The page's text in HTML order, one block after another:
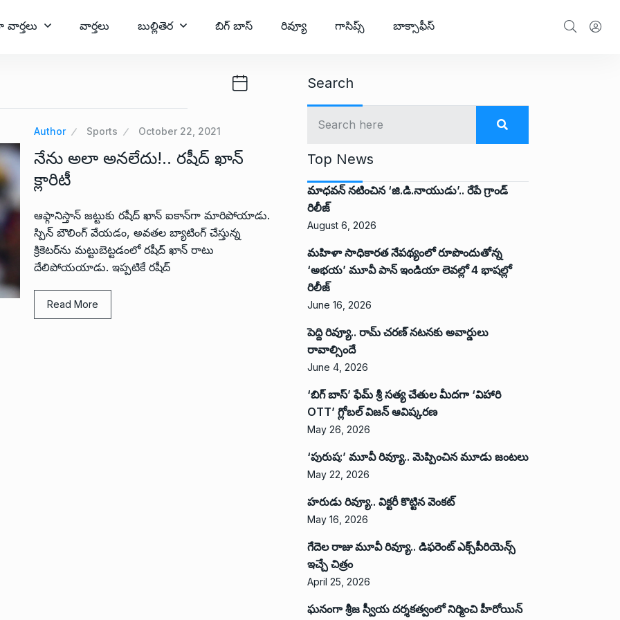
వార్తలు బుల్లితెర బిగ్ బాస్ రివ్యూ గాసిప్స్ బాక్సాఫీస్
Author Sports October 22, 2021
నేను అలా అనలేదు!.. రషీద్ ఖాన్
క్లారిటీ
ఆఫ్గానిస్తాన్ జట్టుకు రషీద్ ఖాన్ ఐకాన్‌గా మారిపోయాడు.
స్పిన్ బౌలింగ్ వేయడం, అవతల బ్యాటింగ్ చేస్తున్న
క్రికెటర్‌ను మట్టుబెట్టడంలో రషీద్ ఖాన్ రాటు
దేలిపోయయాడు. ఇప్పటికే రషీద్
Read More
Search
Top News
మాధవన్ నటించిన ‘జి.డి.నాయుడు’.. రేపే గ్రాండ్
రిలీజ్
August 6, 2026
మహిళా సాధికారత నేపథ్యంలో రూపొందుతోన్న
‘అభ‌య‌’ మూవీ పాన్ ఇండియా లెవ‌ల్లో 4 భాష‌ల్లో
రిలీజ్
June 16, 2026
పెద్ది రివ్యూ.. రామ్ చరణ్ నటనకు అవార్డులు
రావాల్సిందే
June 4, 2026
‘బిగ్ బాస్’ ఫేమ్ శ్రీ సత్య చేతుల మీదగా ‘విహారి
OTT’ గ్లోబల్ విజన్ ఆవిష్కరణ
May 26, 2026
‘పురుష:’ మూవీ రివ్యూ.. మెప్పించిన మూడు జంటలు
May 22, 2026
హరుడు రివ్యూ.. విక్టరీ కొట్టిన వెంకట్
May 16, 2026
గేదెల రాజు మూవీ రివ్యూ.. డిఫరెంట్ ఎక్స్‌పీరియెన్స్
ఇచ్చే చిత్రం
April 25, 2026
ఘనంగా శ్రీజ స్వీయ దర్శకత్వంలో నిర్మించి హీరోయిన్